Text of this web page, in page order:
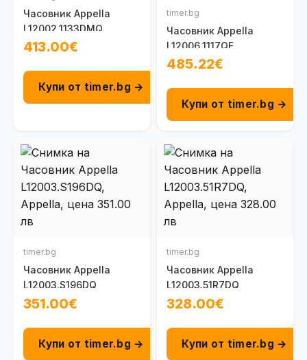
Часовник Appella
L12002.1133DMQ
413.00€
Купи от timer.bg →
timer.bg
Часовник Appella
L12006.1117QF
485.22€
Купи от timer.bg →
timer.bg
Часовник Appella
L12003.S196DQ
351.00€
Купи от timer.bg →
timer.bg
Часовник Appella
L12003.51R7DQ
328.00€
Купи от timer.bg →